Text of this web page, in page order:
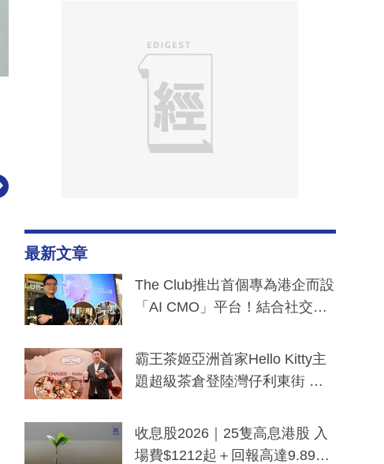
最新文章
The Club推出首個專為港企而設
「AI CMO」平台！結合社交聆
分鐘生成「貼地」宣傳短片
霸王茶姬亞洲首家Hello Kitty主
題超級茶倉登陸灣仔利東街 推
y及香港限定特調系列
收息股2026｜25隻高息港股 入
場費$1212起＋回報高達9.89